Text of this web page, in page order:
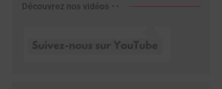
Découvrez nos vidéos